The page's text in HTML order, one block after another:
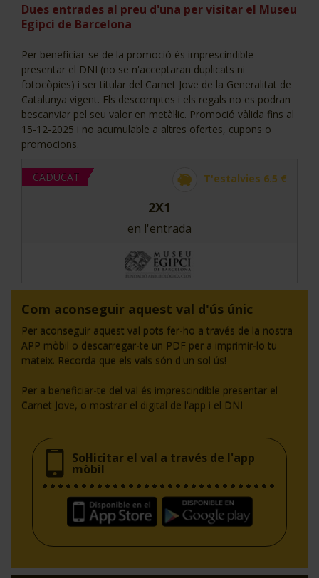
T'INTERESSA #SOMJOVES
Dues entrades al preu d'una per visitar el Museu
Egipci de Barcelona
Per beneficiar-se de la promoció és imprescindible
presentar el DNI (no se n'acceptaran duplicats ni
fotocòpies) i ser titular del Carnet Jove de la Generalitat de
Catalunya vigent. Els descomptes i els regals no es podran
bescanviar pel seu valor en metàl·lic. Promoció vàlida fins al
15-12-2025 i no acumulable a altres ofertes, cupons o
promocions.
CADUCAT T'estalvies 6.5 €
2X1
en l'entrada
Com aconseguir aquest val d'ús únic
Per aconseguir aquest val pots fer-ho a través de la nostra
APP mòbil o descarregar-te un PDF per a imprimir-lo tu
mateix. Recorda que els vals són d'un sol ús!
Per a beneficiar-te del val és imprescindible presentar el
Carnet Jove, o mostrar el digital de l'app i el DNI
Sol·licitar el val a través de l'app
mòbil